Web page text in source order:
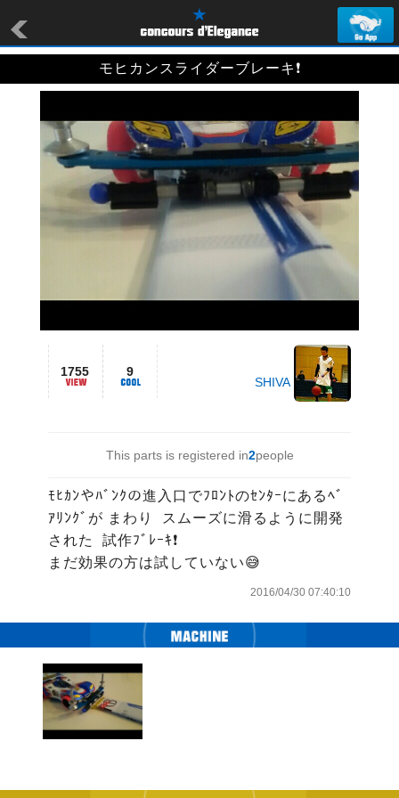
モヒカンスライダーブレーキ❗
1755 9
SHIVA
This parts is registered in2people
ﾓﾋｶﾝやﾊﾞﾝｸの進入口でﾌﾛﾝﾄのｾﾝﾀｰにあるﾍﾞ
ｱﾘﾝｸﾞが まわり  スムーズに滑るように開発
された  試作ﾌﾞﾚｰｷ❗
まだ効果の方は試していない😅
2016/04/30 07:40:10